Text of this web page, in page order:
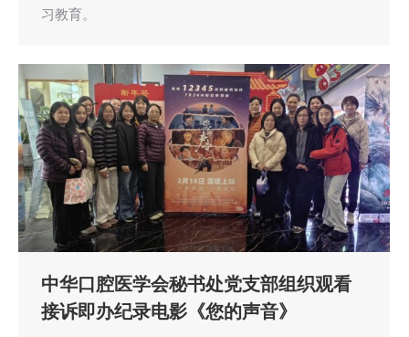
习教育。
中华口腔医学会秘书处党支部组织观看
接诉即办纪录电影《您的声音》